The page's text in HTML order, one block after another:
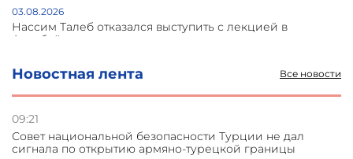
Новостная лента Все новости
09:21
Совет национальной безопасности Турции не дал
сигнала по открытию армяно-турецкой границы
03.08.2026
Нассим Талеб отказался выступить с лекцией в
Азербайджане
31.07.2026
Сотрудничество и очереди – детали визита главы
31.07.2026